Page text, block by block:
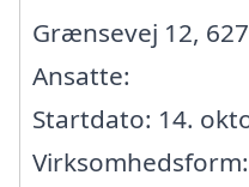
Grænsevej 12,
Ansatte:
Startdato: 14.
Virksomhedsform: